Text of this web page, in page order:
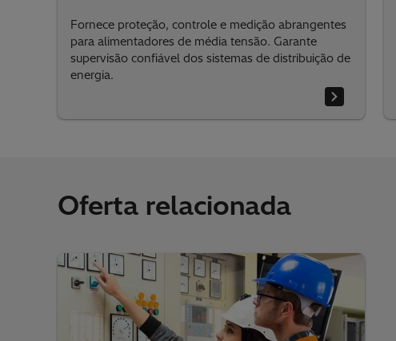
Fornece proteção, controle e medição abrangentes
para alimentadores de média tensão. Garante
supervisão confiável dos sistemas de distribuição de
energia.
Oferta relacionada